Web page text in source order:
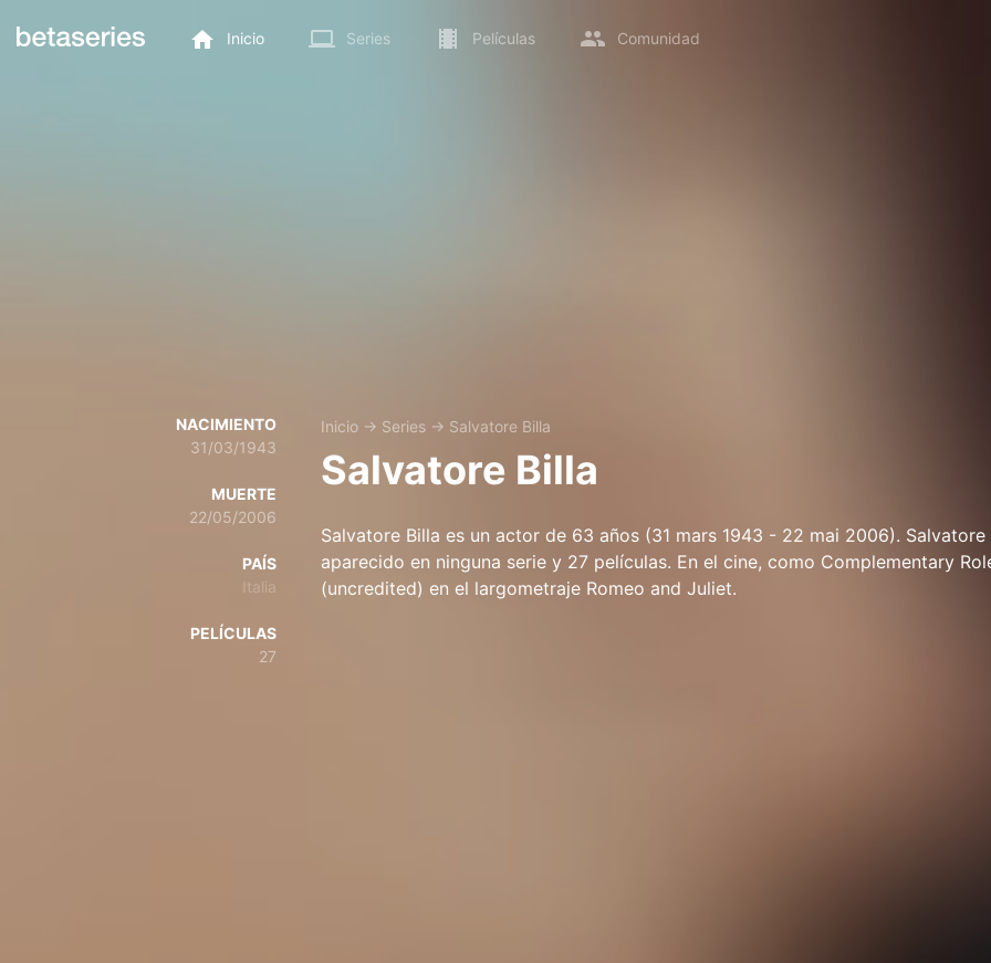
Inicio Series Películas Comunidad
NACIMIENTO
31/03/1943
MUERTE
22/05/2006
PAÍS
Italia
PELÍCULAS
27
Inicio → Series → Salvatore Billa
Salvatore Billa
Salvatore Billa es un actor de 63 años (31 mars 1943 - 22 mai 2006). Salvatore
aparecido en ninguna serie y 27 películas. En el cine, como Complementary
(uncredited) en el largometraje Romeo and Juliet.